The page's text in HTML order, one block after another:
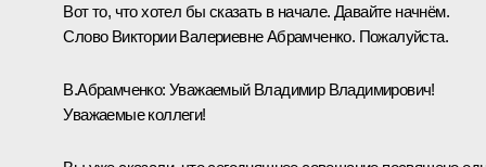
Вот то, что хотел бы сказать в начале. Давайте начнём.
Слово Виктории Валериевне Абрамченко. Пожалуйста.
В.Абрамченко: Уважаемый Владимир Владимирович!
Уважаемые коллеги!